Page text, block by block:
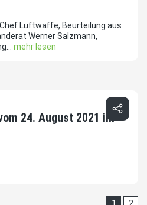
Luftwaffe, Beurteilung aus
Werner Salzmann,
mehr lesen
24. August 2021 im